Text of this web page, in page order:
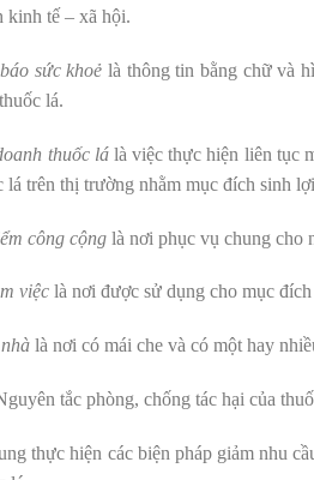
kinh tế – xã hội.
sức khoẻ là thông tin bằng chữ và
lá.
thuốc lálà việc thực hiện liên tục
lá trên thị trường nhằm mục đích sinh
công cộng là nơi phục vụ chung cho
việc là nơi được sử dụng cho mục
là nơi có mái che và có một hay
tắc phòng, chống tác hại của
thực hiện các biện pháp giảm nhu